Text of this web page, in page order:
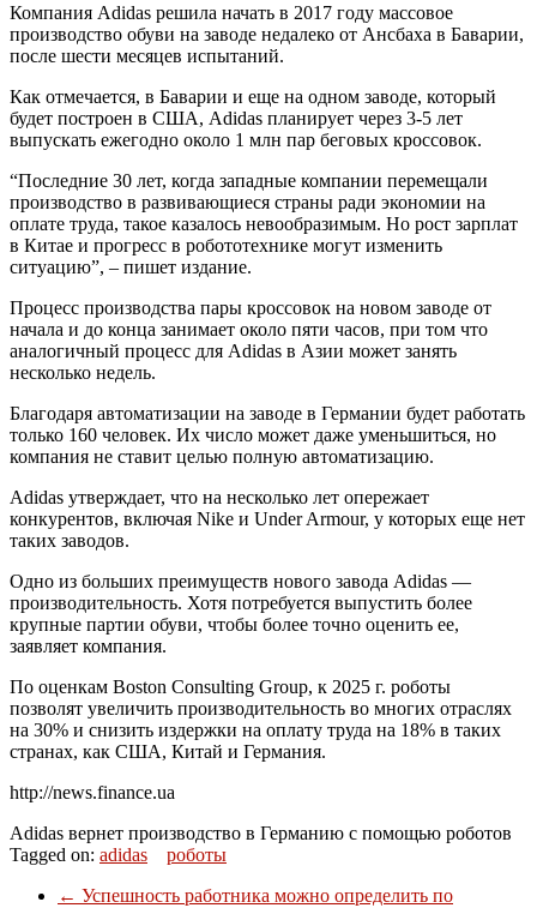
Компания Adidas решила начать в 2017 году массовое
производство обуви на заводе недалеко от Ансбаха в Баварии,
после шести месяцев испытаний.
Как отмечается, в Баварии и еще на одном заводе, который
будет построен в США, Adidas планирует через 3-5 лет
выпускать ежегодно около 1 млн пар беговых кроссовок.
“Последние 30 лет, когда западные компании перемещали
производство в развивающиеся страны ради экономии на
оплате труда, такое казалось невообразимым. Но рост зарплат
в Китае и прогресс в робототехнике могут изменить
ситуацию”, – пишет издание.
Процесс производства пары кроссовок на новом заводе от
начала и до конца занимает около пяти часов, при том что
аналогичный процесс для Adidas в Азии может занять
несколько недель.
Благодаря автоматизации на заводе в Германии будет работать
только 160 человек. Их число может даже уменьшиться, но
компания не ставит целью полную автоматизацию.
Adidas утверждает, что на несколько лет опережает
конкурентов, включая Nike и Under Armour, у которых еще нет
таких заводов.
Одно из больших преимуществ нового завода Adidas —
производительность. Хотя потребуется выпустить более
крупные партии обуви, чтобы более точно оценить ее,
заявляет компания.
По оценкам Boston Consulting Group, к 2025 г. роботы
позволят увеличить производительность во многих отраслях
на 30% и снизить издержки на оплату труда на 18% в таких
странах, как США, Китай и Германия.
http://news.finance.ua
Adidas вернет производство в Германию с помощью роботов
Tagged on: adidas
роботы
← Успешность работника можно определить по